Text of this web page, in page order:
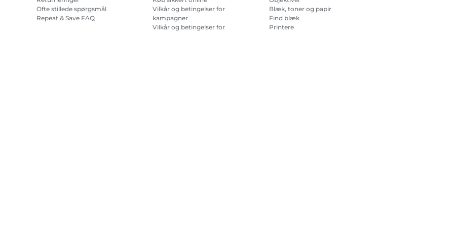
Ofte stillede spørgsmål
Repeat & Save FAQ
Vilkår og betingelser for
kampagner
Vilkår og betingelser for
Blæk, toner og papir
Find blæk
Printere